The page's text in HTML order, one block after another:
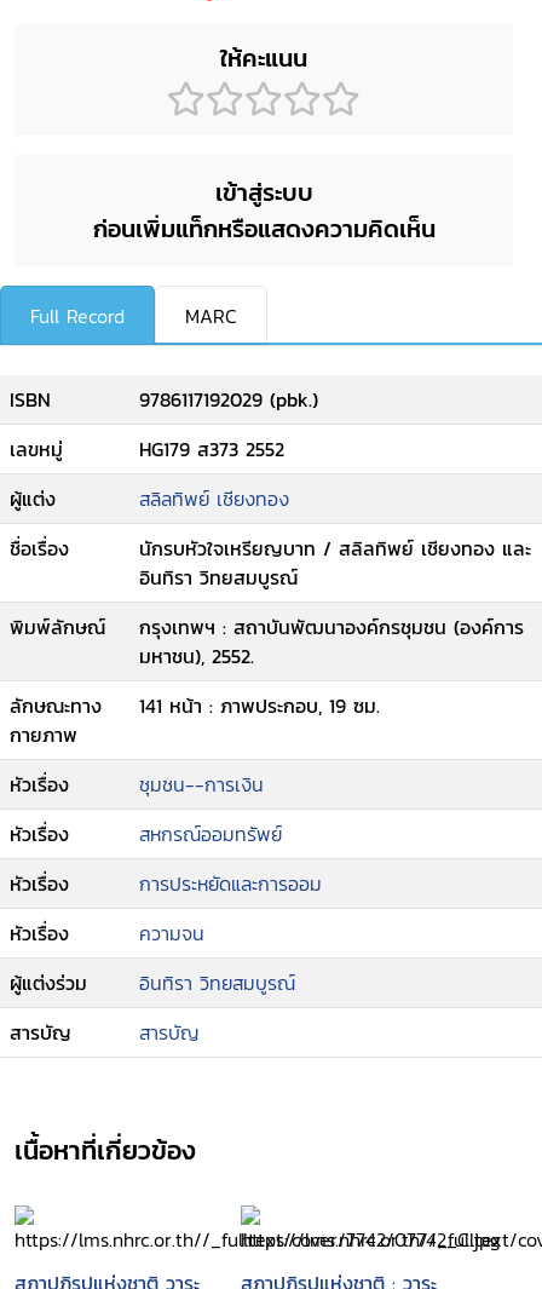
ให้คะแนน
เข้าสู่ระบบ
ก่อนเพิ่มแท็กหรือแสดงความคิดเห็น
Full Record MARC
ISBN
9786117192029 (pbk.)
เลขหมู่
HG179 ส373 2552
ผู้แต่ง
สลิลทิพย์ เชียงทอง
ชื่อเรื่อง
นักรบหัวใจเหรียญบาท / สลิลทิพย์ เชียงทอง และ
อินทิรา วิทยสมบูรณ์
พิมพ์ลักษณ์
กรุงเทพฯ : สถาบันพัฒนาองค์กรชุมชน (องค์การ
มหาชน), 2552.
ลักษณะทาง
กายภาพ
141 หน้า : ภาพประกอบ, 19 ซม.
หัวเรื่อง
ชุมชน--การเงิน
หัวเรื่อง
สหกรณ์ออมทรัพย์
หัวเรื่อง
การประหยัดและการออม
หัวเรื่อง
ความจน
ผู้แต่งร่วม
อินทิรา วิทยสมบูรณ์
สารบัญ
สารบัญ
เนื้อหาที่เกี่ยวข้อง
สภาปฏิรูปแห่งชาติ วาระ สภาปฏิรูปแห่งชาติ : วาระ